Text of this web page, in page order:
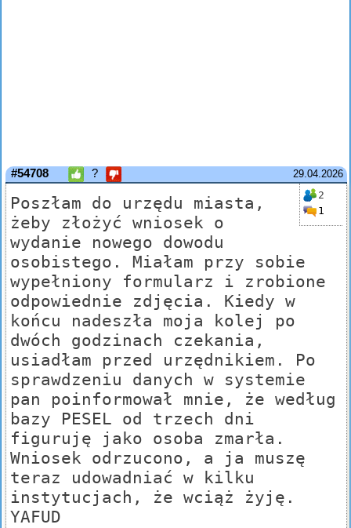
29.04.2026
#54708 ?
2
1
Poszłam do urzędu miasta,
żeby złożyć wniosek o
wydanie nowego dowodu
osobistego. Miałam przy sobie
wypełniony formularz i zrobione
odpowiednie zdjęcia. Kiedy w
końcu nadeszła moja kolej po
dwóch godzinach czekania,
usiadłam przed urzędnikiem. Po
sprawdzeniu danych w systemie
pan poinformował mnie, że według
bazy PESEL od trzech dni
figuruję jako osoba zmarła.
Wniosek odrzucono, a ja muszę
teraz udowadniać w kilku
instytucjach, że wciąż żyję.
YAFUD